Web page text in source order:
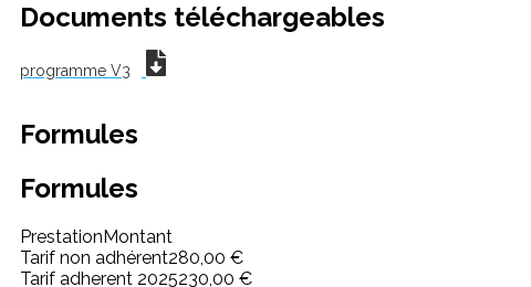
Documents téléchargeables
programme V3
Formules
Formules
PrestationMontant
Tarif non adhérent280,00 €
Tarif adherent 2025230,00 €